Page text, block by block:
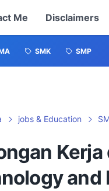
Me Disclaimers
SMK SMP
jobs & Education
Kerja
and